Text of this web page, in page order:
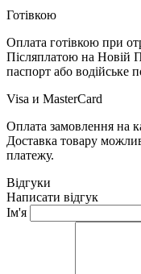
Готівкою
Оплата готівкою при
Післяплатою на Новій
паспорт або водійське
Visa и MasterCard
Оплата замовлення на
Доставка товару
платежу.
Відгуки
Написати відгук
Ім'я